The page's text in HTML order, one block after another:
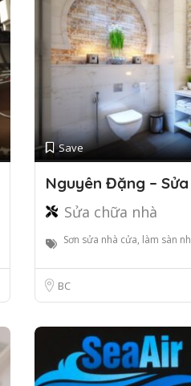
Save
Nguyên Đặng –
Sửa chữa nhà
Sơn sửa nhà cửa, làm sàn
BC